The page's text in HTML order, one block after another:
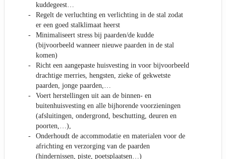
kuddegeest…
Regelt de verluchting en verlichting in de stal zodat
er een goed stalklimaat heerst
Minimaliseert stress bij paarden/de kudde
(bijvoorbeeld wanneer nieuwe paarden in de stal
komen)
Richt een aangepaste huisvesting in voor bijvoorbeeld
drachtige merries, hengsten, zieke of gekwetste
paarden, jonge paarden,…
Voert herstellingen uit aan de binnen- en
buitenhuisvesting en alle bijhorende voorzieningen
(afsluitingen, ondergrond, beschutting, deuren en
poorten,…),
Onderhoudt de accommodatie en materialen voor de
africhting en verzorging van de paarden
(hindernissen, piste, poetsplaatsen…)